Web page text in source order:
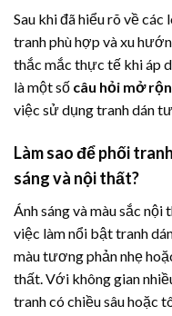
Sau khi đã hiểu rõ về
tranh phù hợp và xu
thắc mắc thực tế khi áp
là một số câu hỏi mở
việc sử dụng tranh dán
Làm sao để phối
sáng và nội thất?
Ánh sáng và màu sắc
việc làm nổi bật tranh
màu tương phản nhẹ
thất. Với không gian
tranh có chiều sâu hoặc